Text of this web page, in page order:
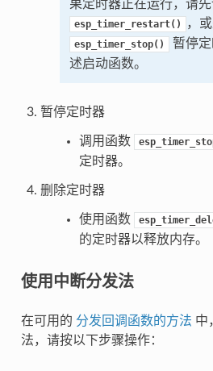
果定时器正在运行，请先
esp_timer_restart() ，
esp_timer_stop()
暂停
述启动函数。
暂停定时器
调用函数
定时器。
删除定时器
使用函数
的定时器以释放内存。
使用中断分发法
在可用的 分发回调函数的方法 中
法，请按以下步骤操作：